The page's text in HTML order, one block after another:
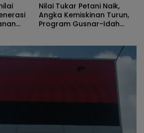
Nilai Tukar Petani Naik,
Angka Kemiskinan Turun,
Program Gusnar-Idah
Peran
Track,
Ekonomi